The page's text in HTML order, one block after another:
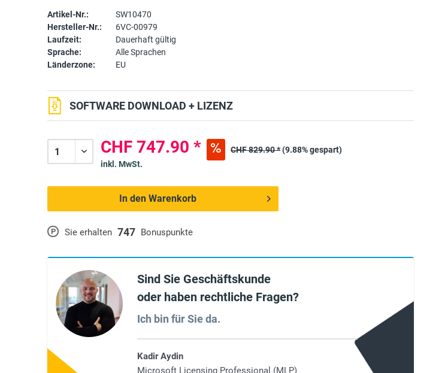
Artikel-Nr.:
SW10470
Hersteller-Nr.:
6VC-00979
Laufzeit:
Dauerhaft gültig
Sprache:
Alle Sprachen
Länderzone:
EU
P Sie erhalten 747 Bonuspunkte
SOFTWARE DOWNLOAD + LIZENZ
CHF 747.90 * CHF 829.90 *(9.88% gespart)
inkl. MwSt.
In den Warenkorb
Sind Sie Geschäftskunde
oder haben rechtliche Fragen?
Ich bin für Sie da.
Kadir Aydin
Microsoft Licensing Professional (MLP)